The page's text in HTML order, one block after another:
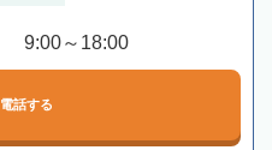
9:00～18:00
電話する